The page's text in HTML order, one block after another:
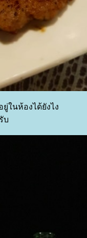
ในห้องได้ยังไง
บ